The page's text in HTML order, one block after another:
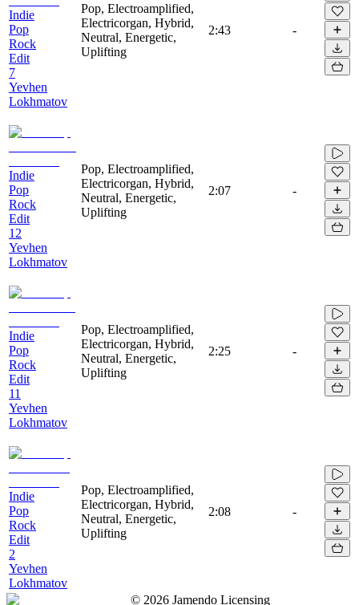
Indie
Pop
Rock
Edit
7
Yevhen
Lokhmatov
Pop, Electroamplified,
Electricorgan, Hybrid,
Neutral, Energetic,
Uplifting
2:43 -
Indie
Pop
Rock
Edit
12
Yevhen
Lokhmatov
Pop, Electroamplified,
Electricorgan, Hybrid,
Neutral, Energetic,
Uplifting
2:07 -
Indie
Pop
Rock
Edit
11
Yevhen
Lokhmatov
Pop, Electroamplified,
Electricorgan, Hybrid,
Neutral, Energetic,
Uplifting
2:25 -
Indie
Pop
Rock
Edit
2
Yevhen
Lokhmatov
Pop, Electroamplified,
Electricorgan, Hybrid,
Neutral, Energetic,
Uplifting
2:08 -
© 2026 Jamendo Licensing